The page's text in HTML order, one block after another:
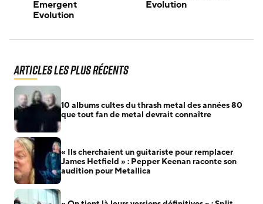
Emergent
Evolution
Evolution
Articles les plus récents
10 albums cultes du thrash metal des années 80
que tout fan de metal devrait connaître
« Ils cherchaient un guitariste pour remplacer
James Hetfield » : Pepper Keenan raconte son
audition pour Metallica